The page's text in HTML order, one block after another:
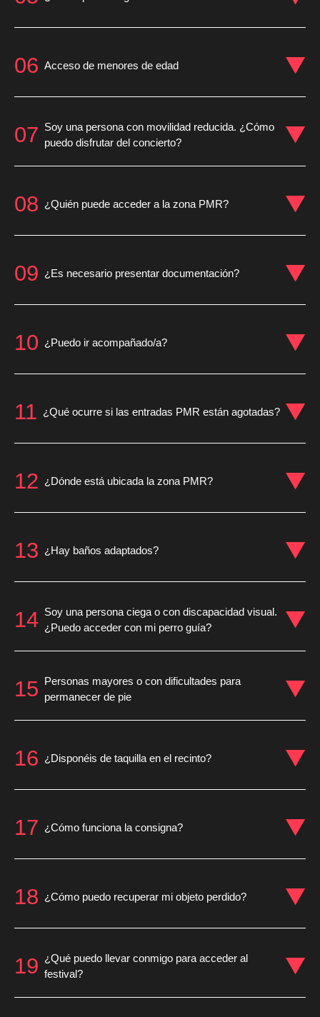
06 Acceso de menores de edad
07 Soy una persona con movilidad reducida. ¿Cómo
puedo disfrutar del concierto?
08 ¿Quién puede acceder a la zona PMR?
09 ¿Es necesario presentar documentación?
10 ¿Puedo ir acompañado/a?
11 ¿Qué ocurre si las entradas PMR están agotadas?
12 ¿Dónde está ubicada la zona PMR?
13 ¿Hay baños adaptados?
14 Soy una persona ciega o con discapacidad visual.
¿Puedo acceder con mi perro guía?
15 Personas mayores o con dificultades para
permanecer de pie
16 ¿Disponéis de taquilla en el recinto?
17 ¿Cómo funciona la consigna?
18 ¿Cómo puedo recuperar mi objeto perdido?
19 ¿Qué puedo llevar conmigo para acceder al
festival?